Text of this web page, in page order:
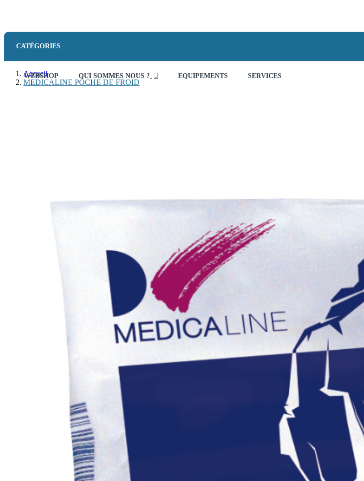
CATÉGORIES
WEBSHOP QUI SOMMES NOUS ? EQUIPEMENTS SERVICES
Accueil
MEDICALINE POCHE DE FROID